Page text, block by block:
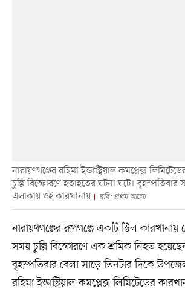
নারায়ণগঞ্জের রহিমা ইন্ডাস্ট্রিয়াল কমপ্লেক্স
চুল্লি বিস্ফোরণে হতাহতের ঘটনা ঘটে। বৃহস্পতিবার
এলাকায় ওই কারখানায়
ছবি: প্রথম আলো
নারায়ণগঞ্জের রূপগঞ্জে একটি স্টিল
সময় চুল্লি বিস্ফোরণে এক শ্রমিক নিহত
বৃহস্পতিবার বেলা সাড়ে তিনটার দিকে
রহিমা ইন্ডাস্ট্রিয়াল কমপ্লেক্স লিমিটেডের